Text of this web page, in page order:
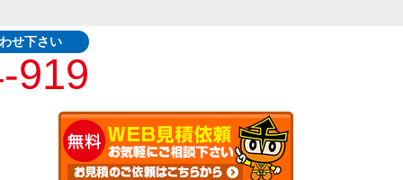
せ下さい
919